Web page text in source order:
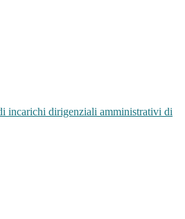
incarichi dirigenziali amministrativi di